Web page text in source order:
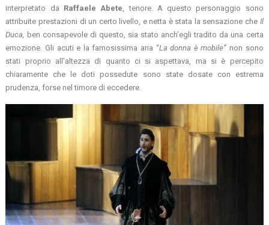
interpretato da Raffaele Abete , tenore. A questo personaggio sono
attribuite prestazioni di un certo livello, e netta è stata la sensazione che Il
Duca, ben consapevole di questo, sia stato anch’egli tradito da una certa
emozione. Gli acuti e la famosissima aria “La donna è mobile” non sono
stati proprio all’altezza di quanto ci si aspettava, ma si è percepito
chiaramente che le doti possedute sono state dosate con estrema
prudenza, forse nel timore di eccedere.